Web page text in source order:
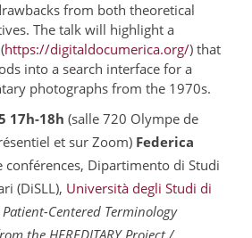
from both theoretical
The talk will highlight a
https://digitaldocumerica.org/) that
into a search interface for a
photographs from the 1970s.
17h-18h (salle 720 Olympe de
et sur Zoom) Federica
conférences, Dipartimento di Studi
(DiSLL), Università degli Studi di
Centered Terminology
the HEREDITARY Project /